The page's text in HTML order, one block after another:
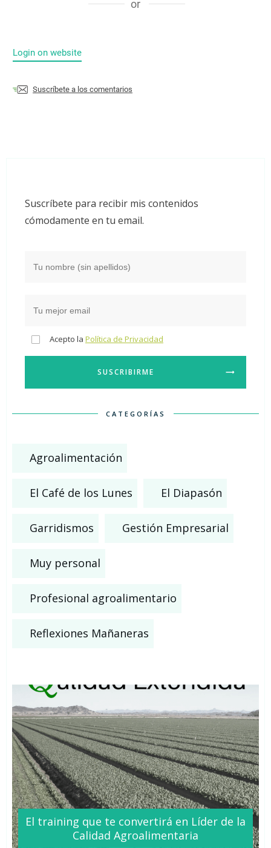
or
Login on website
Suscríbete a los comentarios
Suscríbete para recibir mis contenidos
cómodamente en tu email.
Acepto la Política de Privacidad
SUSCRIBIRME
CATEGORÍAS
Agroalimentación
El Café de los Lunes El Diapasón
Garridismos Gestión Empresarial
Muy personal
Profesional agroalimentario
Reflexiones Mañaneras
El training que te convertirá en Líder de la
Calidad Agroalimentaria